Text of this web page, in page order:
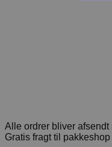
Alle ordrer bliver
Gratis fragt til